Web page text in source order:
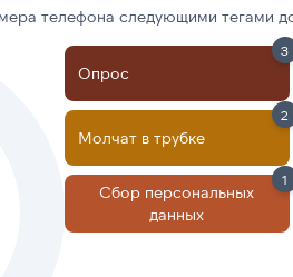
телефона следующими тегами
Опрос
3
Молчат в трубке
2
Сбор персональных
данных
1